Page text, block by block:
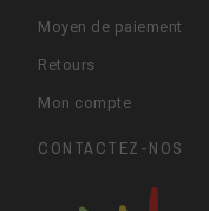
Moyen de paiement
Retours
Mon compte
CONTACTEZ-NOS